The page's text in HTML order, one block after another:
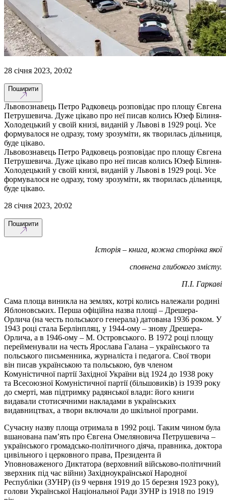
28 січня 2023, 20:02
Поширити
Львовознавець Петро Радковець розповідає про площу Євгена
Петрушевича. Дуже цікаво про неї писав колись Юзеф Білиня-
Холодецький у своїй книзі, виданій у Львові в 1929 році. Усе
формувалося не одразу, тому зрозуміти, як творилась дільниця,
буде цікаво.
Львовознавець Петро Радковець розповідає про площу Євгена
Петрушевича. Дуже цікаво про неї писав колись Юзеф Білиня-
Холодецький у своїй книзі, виданій у Львові в 1929 році. Усе
формувалося не одразу, тому зрозуміти, як творилась дільниця,
буде цікаво.
28 січня 2023, 20:02
Поширити
Історія – книга, кожна сторінка якої
сповнена глибокого змісту.
П.І. Гаркаві
Сама площа виникла на землях, котрі колись належали родині
Яблоновських. Перша офіційна назва площі – Дрешера-
Орлича (на честь польського генерала) датована 1936 роком. У
1943 році стала Берлінпляц, у 1944-ому – знову Дрешера-
Орлича, а в 1946-ому – М. Островського. В 1972 році площу
перейменували на честь Ярослава Галана – українського та
польського письменника, журналіста і педагога. Свої твори
він писав українською та польською, був членом
Комуністичної партії Західної України від 1924 до 1938 року
та Всесоюзної Комуністичної партії (більшовиків) із 1939 року
до смерті, мав підтримку радянської влади: його книги
видавали стотисячними накладами в українських
видавництвах, а твори включали до шкільної програми.
Сучасну назву площа отримала в 1992 році. Таким чином була
вшанована пам’ять про Євгена Омеляновича Петрушевича –
українського громадсько-політичного діяча, правника, доктора
цивільного і церковного права, Президента й
Уповноваженого Диктатора (верховний військово-політичний
зверхник під час війни) Західноукраїнської Народної
Республіки (ЗУНР) (із 9 червня 1919 до 15 березня 1923 року),
голови Української Національної Ради ЗУНР із 1918 по 1919